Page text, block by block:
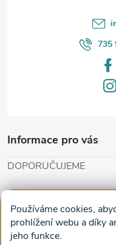
Používáme cookies,
prohlížení webu a díky
jeho funkce.
735
Informace pro vás
DOPORUČUJEME
Obrazy na plátně na zeď a
Facebook